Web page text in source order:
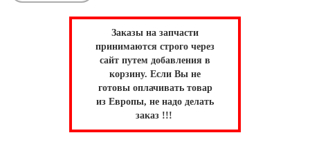
Заказы на запчасти
принимаются строго через
сайт путем добавления в
корзину. Если Вы не
готовы оплачивать товар
из Европы, не надо делать
заказ !!!